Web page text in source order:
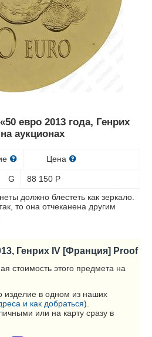
евро 2013 года, Генрих
аукционах
Цена
G 88 150 Р
должно блестеть как зеркало.
то она отчеканена другим
Генрих IV [Франция] Proof
стоимость этого предмета на
изделие в одном из наших
и как добраться).
или на карту сразу в